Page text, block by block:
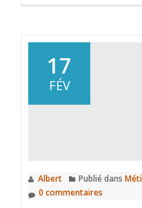
17
FÉV
Albert Publié dans
0 commentaires